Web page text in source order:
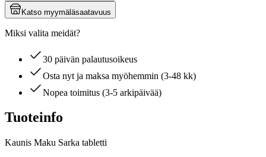
Katso myymäläsaatavuus
Miksi valita meidät?
30 päivän palautusoikeus
Osta nyt ja maksa myöhemmin (3-48 kk)
Nopea toimitus (3-5 arkipäivää)
Tuoteinfo
Kaunis Maku Sarka tabletti